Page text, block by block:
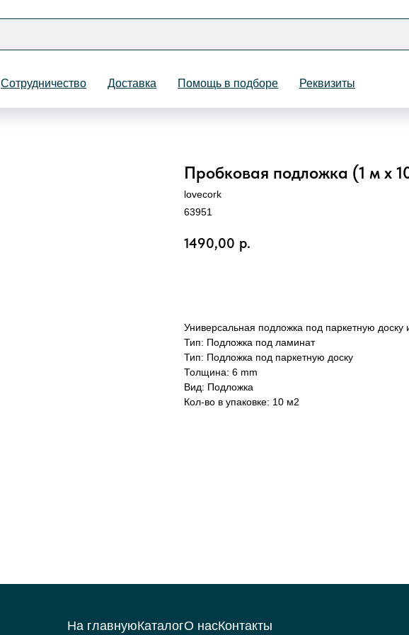
Сотрудничество Доставка Помощь в подборе Реквизиты
НазадПробковая подложка (1 м х
lovecork
63951
1490,00 р.
Универсальная подложка под паркетную доску
Тип: Подложка под ламинат
Тип: Подложка под паркетную доску
Толщина: 6 mm
Вид: Подложка
Кол-во в упаковке: 10 м2
На главнуюКаталогО насКонтакты